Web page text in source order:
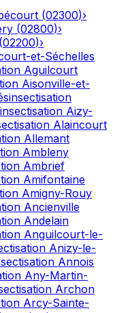
(02300)›
(02800)›
(02200)›
et-Séchelles
Aguilcourt
Aisonville-et-
Aizy-
Alaincourt
Allemant
Ambleny
Ambrief
Amifontaine
Amigny-Rouy
Ancienville
Andelain
Anguilcourt-le-
Anizy-le-
Annois
Any-Martin-
Archon
Arcy-Sainte-